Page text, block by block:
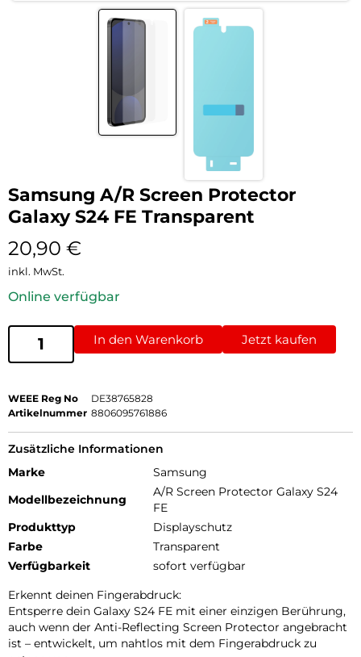
Samsung A/R Screen Protector
Galaxy S24 FE Transparent
20,90 €
inkl. MwSt.
Online verfügbar
In den Warenkorb Jetzt kaufen
WEEE Reg No
DE38765828
Artikelnummer 8806095761886
Zusätzliche Informationen
Marke
Samsung
Modellbezeichnung
A/R Screen Protector Galaxy S24
FE
Produkttyp
Displayschutz
Farbe
Transparent
Verfügbarkeit
sofort verfügbar
Erkennt deinen Fingerabdruck:
Entsperre dein Galaxy S24 FE mit einer einzigen Berührung,
auch wenn der Anti-Reflecting Screen Protector angebracht
ist – entwickelt, um nahtlos mit dem Fingerabdruck zu